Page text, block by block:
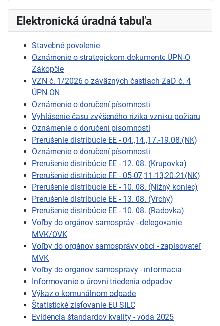
Elektronická úradná tabuľa
Stavebné povolenie
Oznámenie o strategickom dokumente ÚPN-O
Zákopčie
VZN č. 1/2026 o záväzných častiach ZaD č. 4
ÚPN-ON
Oznámenie o doručení písomnosti
Vyhlásenie času zvýšeného rizika vzniku požiaru
Oznámenie o doručení písomnosti
Prerušenie distribúcie EE - 04.,14.,17.-19.08.(NK)
Oznámenie o doručení písomnosti
Prerušenie distribúcie EE - 12. 08. (Krupovka)
Prerušenie distribúcie EE - 05-07,11-13,20-21(NK)
Prerušenie distribúcie EE - 10. 08. (Nižný koniec)
Prerušenie distribúcie EE - 13. 08. (Vrchy)
Prerušenie distribúcie EE - 10. 08. (Radovka)
Voľby do orgánov samospráv - delegovanie
MVK/OVK
Voľby do orgánov samosprávy obcí - zapisovateľ
MVK
Voľby do orgánov samosprávy - informácia
Informovanie o úrovni triedenia odpadov
Výkaz o komunálnom odpade
Štatistické zisťovanie EU SILC
Evidencia štandardov kvality - voda 2025